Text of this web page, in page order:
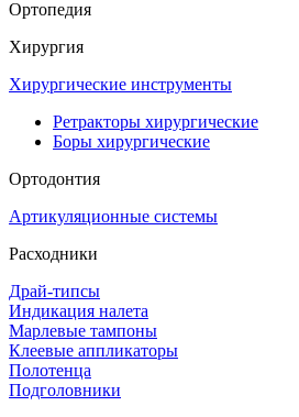
Ортопедия
Хирургия
Хирургические инструменты
Ретракторы хирургические
Боры хирургические
Ортодонтия
Артикуляционные системы
Расходники
Драй-типсы
Индикация налета
Марлевые тампоны
Клеевые аппликаторы
Полотенца
Подголовники